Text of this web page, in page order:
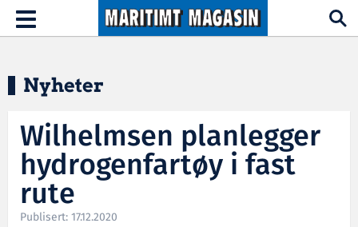
Hopp til hovedinnhold
Toggle
navigation
Nyheter
Wilhelmsen planlegger
hydrogenfartøy i fast
rute
Publisert: 17.12.2020